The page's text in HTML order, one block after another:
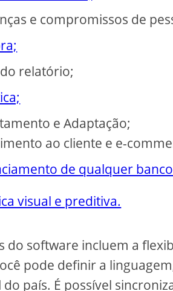
e compromissos de
relatório;
e Adaptação;
ao cliente e e-
de qualquer
visual e preditiva.
do software incluem a
pode definir a
país. É possível